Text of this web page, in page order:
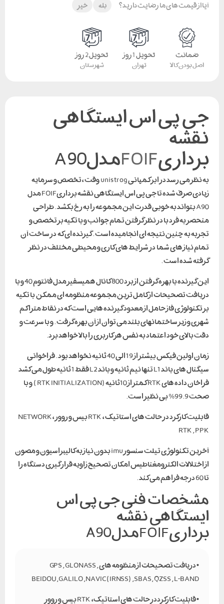
آیا از قیمت های ما رضایت دارید؟ بله خیر
ضمانت
اصل بودن کالا
تحویل 1 روز
تهران
تحویل 2 روز
شهرستان
جی پی اس ایستگاهی
نقشه
برداریFOIFمدلA90
به نظر می رسد در ابر کمپانی unistrog وقت ، تخصص و سرمایه
زیادی صرف شده تا جی پی اس ایستگاهی نقشه برداریFOIF مدل
A90 بتواند به خوبی قدرت این مجموعه را به رخ بکشد . طراحی
منحصر به فرد با در نظر گرفتن تمام جوانب و با تکیه بر تخصص و
تجربه به چنین نتیجه ای انجامیده است . گیرنده ای که در ساخت آن
تمام نیاز های شما در شرایط های کاری و محیطی مختلف در نظر
گرفته شده است .
این گیرنده با بهره گرفتن از برد 800 کانال همیسفیر مدل فانتوم 40 و با
دریافت تصحیحات از کامل ترین مجموعه منظومه ای ممکن با تکیه
بر تکنولوژی فاز حامل از معدود گیرنده هایی است که در نقاط متراکم
شهری و زیر ساختمانهای بلند می توان از آن بهره گرفت . و با سرعت و
دقت بالای خود اعتماد به نفس هر کاربری را بالا خواهد برد.
زمان اولین فیکس بیشتر از 19 الی 40 ثانیه نخواهد بود . فراخوانی
سیگنال های باند L1 تنها نیم ثانیه و باند L2 فقط 1 ثانیه طول می کشد
فراخان داده های RTK کمتر از 10ثانیه (RTK INITIALIZATION ) و با
صحت 99.9% بی نظیر است.
قابلیت کارکرد در حالت های استاتیک ، RTK بیس و روور ، NETWORK
RTK , PPK
آخرین تکنولوژی تیلت سنسور imu بدون نیاز به کالیبراسیون و مصون
از اختلالات الکترومغناطیس امکان تصحیح زاویه قرار گیری دستگاه را
تا 60 درجه فراهم می کند .
مشخصات فنی جی پی اس
ایستگاهی نقشه
برداریFOIFمدلA90
• دریافت تصحیحات از منظومه های GPS , GLONASS ,
BEIDOU ,GALILO , NAVIC(IRNSS) ,SBAS , QZSS , L-BAND
• قابلیت کارکرد در حالت های استاتیک ، RTK بیس و روور